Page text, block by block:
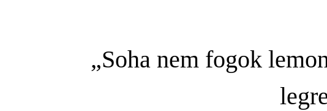
„Soha nem fogok